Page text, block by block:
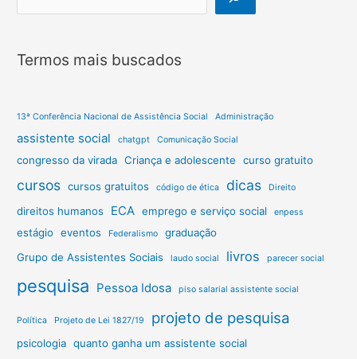
que
saber
Termos mais buscados
13ª Conferência Nacional de Assistência Social Administração
assistente social chatgpt Comunicação Social
congresso da virada Criança e adolescente curso gratuito
cursos cursos gratuitos código de ética dicas Direito
direitos humanos ECA emprego e serviço social enpess
estágio eventos Federalismo
graduação
Grupo de Assistentes Sociais
laudo social livros parecer social
pesquisa Pessoa Idosa piso salarial assistente social
Política Projeto de Lei 1827/19 projeto de pesquisa
psicologia quanto ganha um assistente social